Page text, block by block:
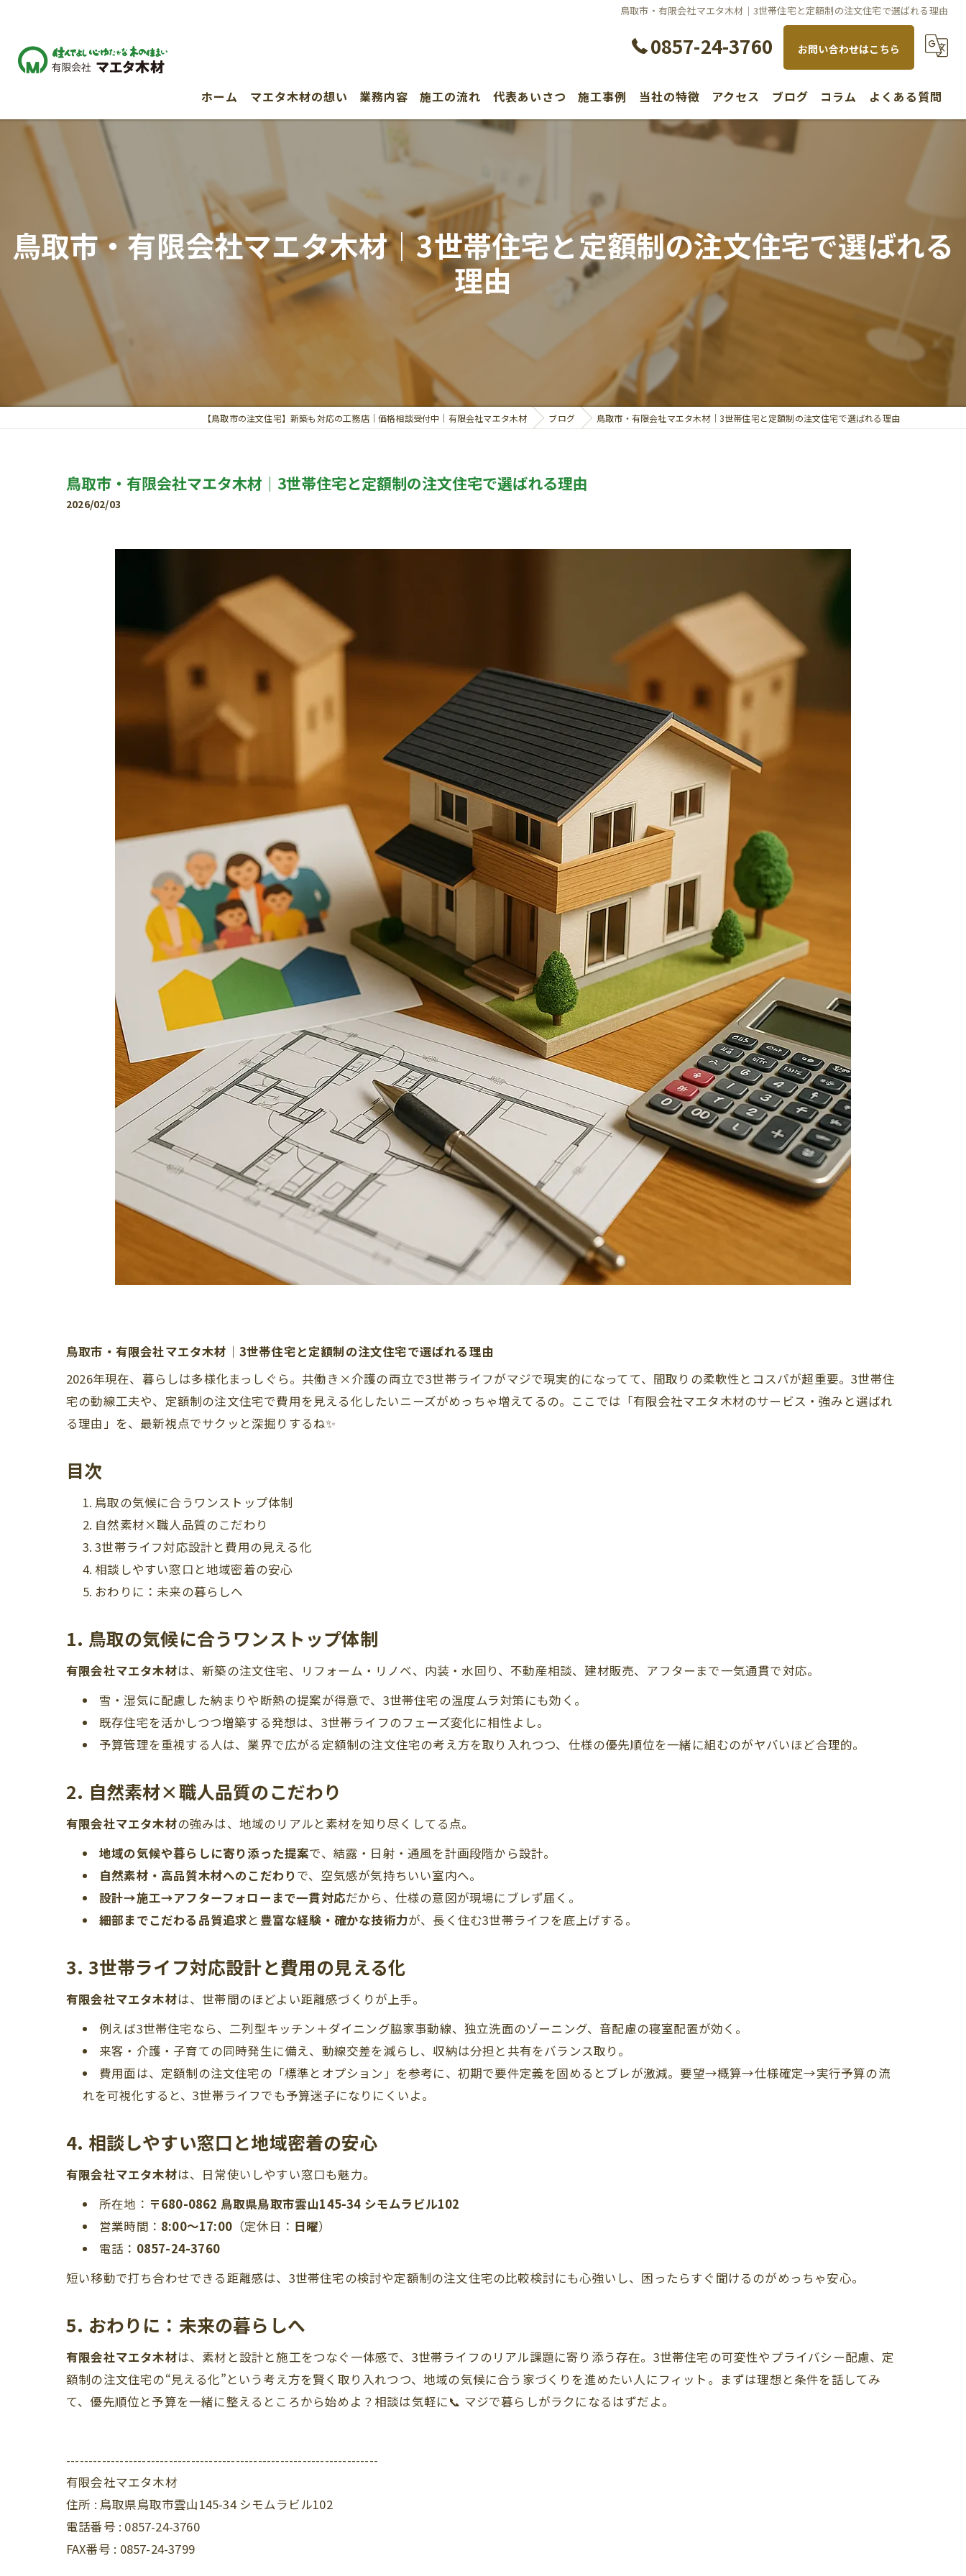
鳥取市・有限会社マエタ木材｜3世帯住宅と定額制の注文住宅で選ばれる理由
0857-24-3760 お問い合わせはこちら
ホーム マエタ木材の想い 業務内容 施工の流れ 代表あいさつ 施工事例 当社の特徴
リノベーション
新築
アクセス ブログ コラム よくある質問
鳥取市・有限会社マエタ木材｜3世帯住宅と定額制の注文住宅で選ばれる
理由
【鳥取市の注文住宅】新築も対応の工務店｜価格相談受付中｜有限会社マエタ木材 ブログ 鳥取市・有限会社マエタ木材｜3世帯住宅と定額制の注文住宅で選ばれる理由
鳥取市・有限会社マエタ木材｜3世帯住宅と定額制の注文住宅で選ばれる理由
2026/02/03
鳥取市・有限会社マエタ木材｜3世帯住宅と定額制の注文住宅で選ばれる理由
2026年現在、暮らしは多様化まっしぐら。共働き×介護の両立で3世帯ライフがマジで現実的になってて、間取りの柔軟性とコスパが超重要。3世帯住
宅の動線工夫や、定額制の注文住宅で費用を見える化したいニーズがめっちゃ増えてるの。ここでは「有限会社マエタ木材のサービス・強みと選ばれ
る理由」を、最新視点でサクッと深掘りするね✨
目次
鳥取の気候に合うワンストップ体制
自然素材×職人品質のこだわり
3世帯ライフ対応設計と費用の見える化
相談しやすい窓口と地域密着の安心
おわりに：未来の暮らしへ
1. 鳥取の気候に合うワンストップ体制
有限会社マエタ木材は、新築の注文住宅、リフォーム・リノベ、内装・水回り、不動産相談、建材販売、アフターまで一気通貫で対応。
雪・湿気に配慮した納まりや断熱の提案が得意で、3世帯住宅の温度ムラ対策にも効く。
既存住宅を活かしつつ増築する発想は、3世帯ライフのフェーズ変化に相性よし。
予算管理を重視する人は、業界で広がる定額制の注文住宅の考え方を取り入れつつ、仕様の優先順位を一緒に組むのがヤバいほど合理的。
2. 自然素材×職人品質のこだわり
有限会社マエタ木材の強みは、地域のリアルと素材を知り尽くしてる点。
地域の気候や暮らしに寄り添った提案で、結露・日射・通風を計画段階から設計。
自然素材・高品質木材へのこだわりで、空気感が気持ちいい室内へ。
設計→施工→アフターフォローまで一貫対応だから、仕様の意図が現場にブレず届く。
細部までこだわる品質追求と 豊富な経験・確かな技術力が、長く住む3世帯ライフを底上げする。
3. 3世帯ライフ対応設計と費用の見える化
有限会社マエタ木材は、世帯間のほどよい距離感づくりが上手。
例えば3世帯住宅なら、二列型キッチン＋ダイニング脇家事動線、独立洗面のゾーニング、音配慮の寝室配置が効く。
来客・介護・子育ての同時発生に備え、動線交差を減らし、収納は分担と共有をバランス取り。
費用面は、定額制の注文住宅の「標準とオプション」を参考に、初期で要件定義を固めるとブレが激減。要望→概算→仕様確定→実行予算の流
れを可視化すると、3世帯ライフでも予算迷子になりにくいよ。
4. 相談しやすい窓口と地域密着の安心
有限会社マエタ木材は、日常使いしやすい窓口も魅力。
所在地： 〒680-0862 鳥取県鳥取市雲山145-34 シモムラビル102
営業時間： 8:00～17:00 （定休日： 日曜）
電話： 0857-24-3760
短い移動で打ち合わせできる距離感は、3世帯住宅の検討や定額制の注文住宅の比較検討にも心強いし、困ったらすぐ聞けるのがめっちゃ安心。
5. おわりに：未来の暮らしへ
有限会社マエタ木材は、素材と設計と施工をつなぐ一体感で、3世帯ライフのリアル課題に寄り添う存在。3世帯住宅の可変性やプライバシー配慮、定
額制の注文住宅の“見える化”という考え方を賢く取り入れつつ、地域の気候に合う家づくりを進めたい人にフィット。まずは理想と条件を話してみ
て、優先順位と予算を一緒に整えるところから始めよ？相談は気軽に📞 マジで暮らしがラクになるはずだよ。
----------------------------------------------------------------------
有限会社マエタ木材
住所 : 鳥取県鳥取市雲山145-34 シモムラビル102
電話番号 : 0857-24-3760
FAX番号 : 0857-24-3799